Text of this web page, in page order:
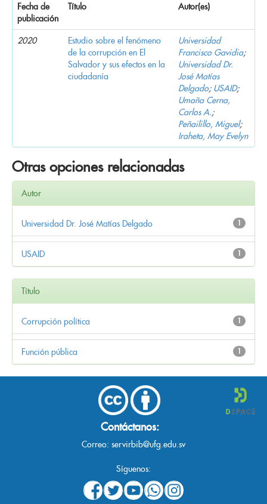
Fecha de
publicación
Título Autor(es)
2020
Estudio sobre el fenómeno
de la corrupción en El
Salvador y sus efectos en la
ciudadanía
Universidad
Francisco Gavidia;
Universidad Dr.
José Matías
Delgado; USAID;
Umaña Cerna,
Carlos A.;
Peñailillo, Miguel;
Iraheta, May Evelyn
Otras opciones relacionadas
Autor
1
Universidad Dr. José Matías Delgado
1
USAID
Título
1
Corrupción política
1
Función pública
Contáctanos:
Correo: servirbib@ufg.edu.sv
Síguenos: